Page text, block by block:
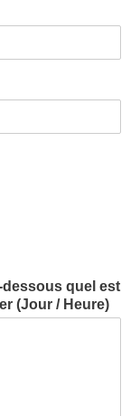
quel est
(Jour / Heure)